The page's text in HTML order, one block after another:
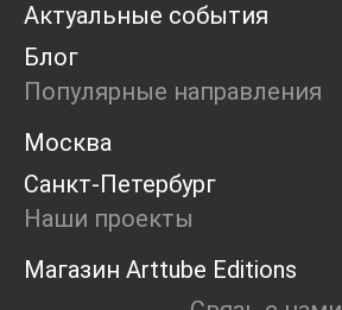
Open call
Экскурсия
Дискуссия
Cosmoscow 2024
Blazar 2024
Встречи
Круглый стол
Актуальные события
Блог
Популярные направления
Москва
Санкт-Петербург
Наши проекты
Магазин Arttube Editions